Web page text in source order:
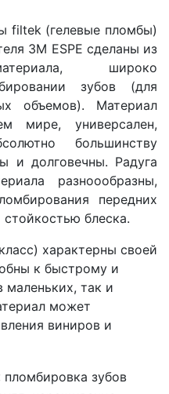
filtek (гелевые пломбы)
3M ESPE сделаны из
широко
зубов (для
объемов). Материал
мире, универсален,
большинству
и долговечны. Радуга
разноообразны,
передних
блеска.
характерны своей
к быстрому и
маленьких, так и
может
виниров и
пломбировка зубов